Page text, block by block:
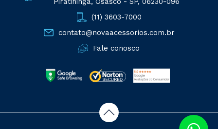
(11) 3603-7000
contato@novaacessorios.com.br
Fale conosco